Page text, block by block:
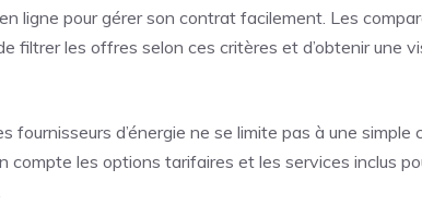
ligne pour gérer son contrat facilement. Les
filtrer les offres selon ces critères et d’obtenir une
fournisseurs d’énergie ne se limite pas à une
compte les options tarifaires et les services inclus